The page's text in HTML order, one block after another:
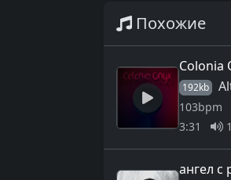
Похожие
Colonia
192kb
103bpm
3:31
ангел с